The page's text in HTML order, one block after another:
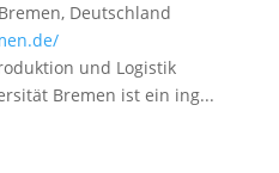
Deutschland
und Logistik
Bremen ist ein ing...